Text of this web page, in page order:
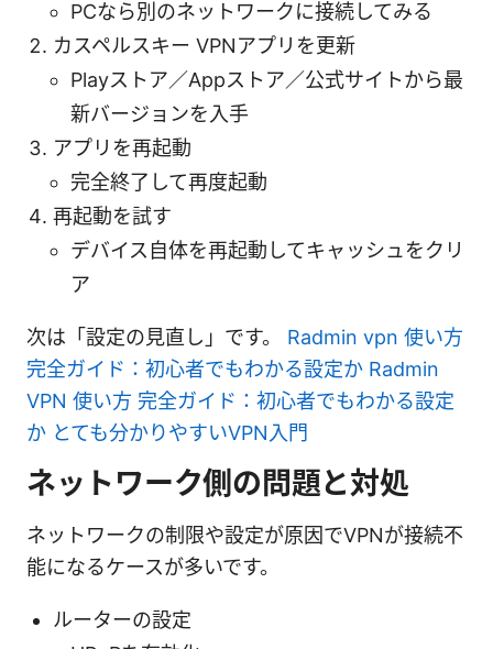
PCなら別のネットワークに接続してみる
カスペルスキー VPNアプリを更新
Playストア／Appストア／公式サイトから最
新バージョンを入手
アプリを再起動
完全終了して再度起動
再起動を試す
デバイス自体を再起動してキャッシュをクリ
ア
次は「設定の見直し」です。 Radmin vpn 使い方
完全ガイド：初心者でもわかる設定か Radmin
VPN 使い方 完全ガイド：初心者でもわかる設定
か とても分かりやすいVPN入門
ネットワーク側の問題と対処
ネットワークの制限や設定が原因でVPNが接続不
能になるケースが多いです。
ルーターの設定